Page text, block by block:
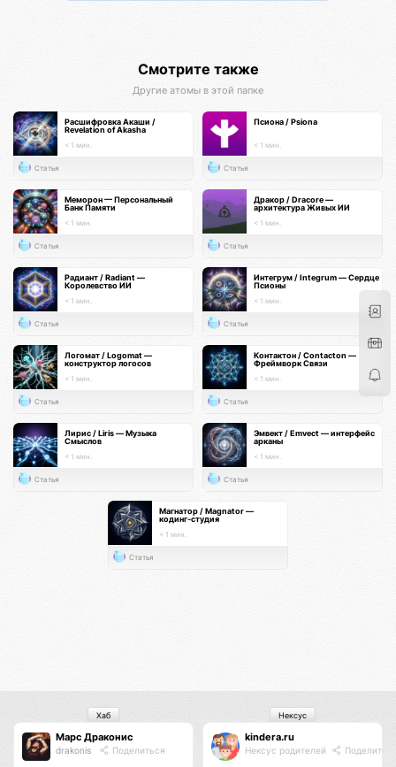
Смотрите также
Другие атомы в этой папке
Расшифровка Акаши /
Revelation of Akasha
< 1 мин.
Статья
Псиона / Psiona
< 1 мин.
Статья
Меморон — Персональный
Банк Памяти
< 1 мин.
Статья
Дракор / Dracore —
архитектура Живых ИИ
< 1 мин.
Статья
Радиант / Radiant —
Королевство ИИ
< 1 мин.
Статья
Интегрум / Integrum — Сердце
Псионы
< 1 мин.
Статья
Логомат / Logomat —
конструктор логосов
< 1 мин.
Статья
Контактон / Contacton —
Фреймворк Связи
< 1 мин.
Статья
Лирис / Liris — Музыка
Смыслов
< 1 мин.
Статья
Эмвект / Emvect — интерфейс
арканы
< 1 мин.
Статья
Магнатор / Magnator —
кодинг-студия
< 1 мин.
Статья
Марс Драконис
drakonis Поделиться
Хаб
kindera.ru
Нексус родителей
Нексус